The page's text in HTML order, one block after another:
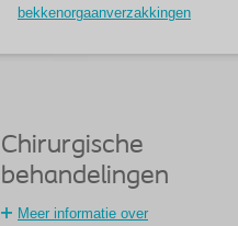
bekkenorgaanverzakkingen
Chirurgische
behandelingen
Meer informatie over